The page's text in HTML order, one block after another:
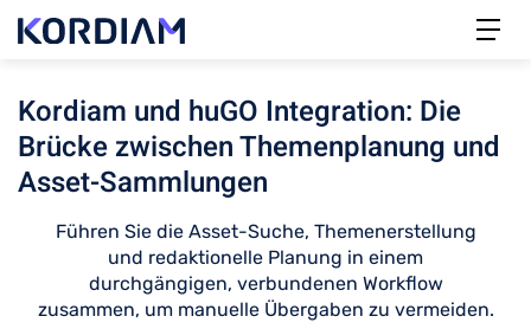
Kordiam und huGO Integration: Die
Brücke zwischen Themenplanung und
Asset-Sammlungen
Führen Sie die Asset-Suche, Themenerstellung
und redaktionelle Planung in einem
durchgängigen, verbundenen Workflow
zusammen, um manuelle Übergaben zu vermeiden.